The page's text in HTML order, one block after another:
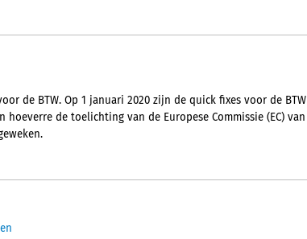
de BTW. Op 1 januari 2020 zijn de quick fixes voor de BTW
de toelichting van de Europese Commissie (EC) van